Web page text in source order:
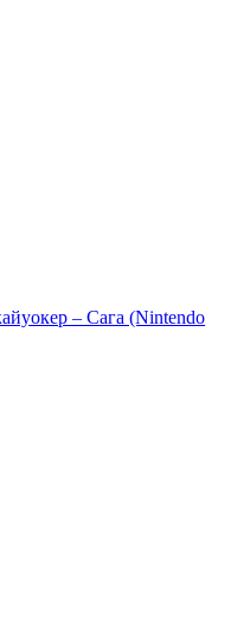
– Сага (Nintendo